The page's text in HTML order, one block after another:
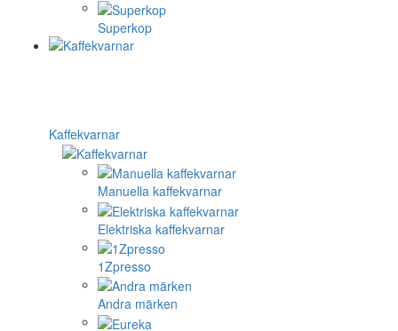
Superkop
Kaffekvarnar
Manuella kaffekvarnar
Elektriska kaffekvarnar
1Zpresso
Andra märken